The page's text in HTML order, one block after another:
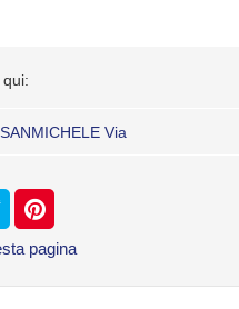
Via
pagina